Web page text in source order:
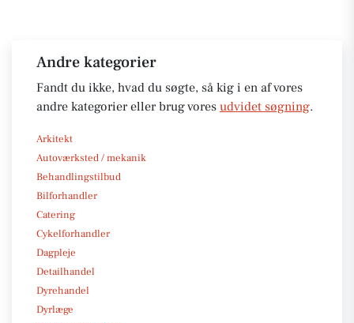
Andre kategorier
Fandt du ikke, hvad du søgte, så kig i en af vores
andre kategorier eller brug vores udvidet søgning.
Arkitekt
Autoværksted / mekanik
Behandlingstilbud
Bilforhandler
Catering
Cykelforhandler
Dagpleje
Detailhandel
Dyrehandel
Dyrlæge